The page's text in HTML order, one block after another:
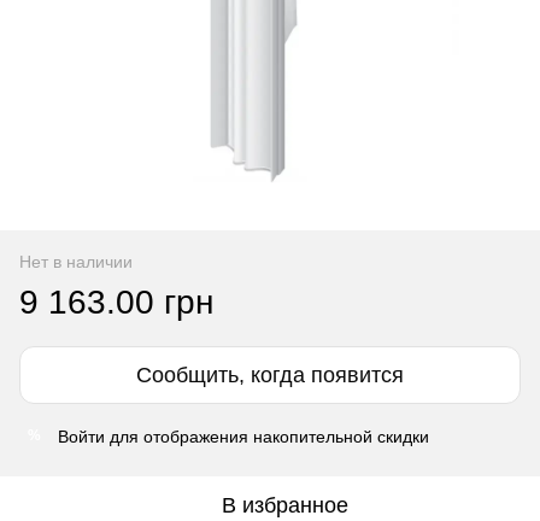
Нет в наличии
9 163.00 грн
Сообщить, когда появится
Войти для отображения накопительной скидки
В избранное